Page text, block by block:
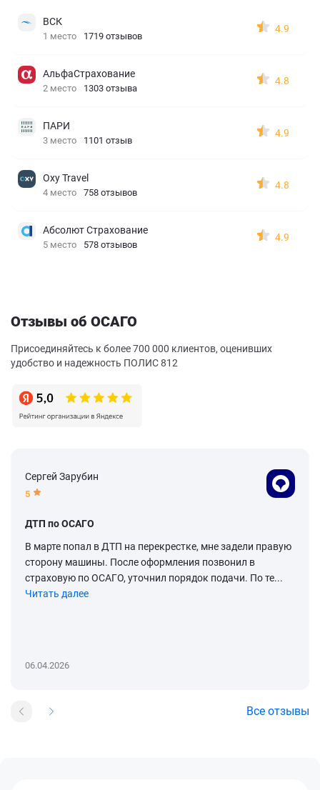
ВСК
1 место 1719 отзывов
4.9
АльфаСтрахование
2 место 1303 отзыва
4.8
ПАРИ
3 место 1101 отзыв
4.9
Oxy Travel
4 место 758 отзывов
4.8
Абсолют Страхование
5 место 578 отзывов
4.9
Отзывы об ОСАГО
Присоединяйтесь к более 700 000 клиентов, оценивших
удобство и надежность ПОЛИС 812
Сергей Зарубин
5
ДТП по ОСАГО
В марте попал в ДТП на перекрестке, мне задели правую
сторону машины. После оформления позвонил в
страховую по ОСАГО, уточнил порядок подачи. По те...
Читать далее
06.04.2026
Все отзывы